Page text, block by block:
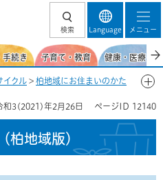
検索 Language メニュー
手続き 子育て・教育 健康・医療・
イクル > 柏地域にお住まいのかた
和3(2021)年2月26日 ページID 12140
（柏地域版）